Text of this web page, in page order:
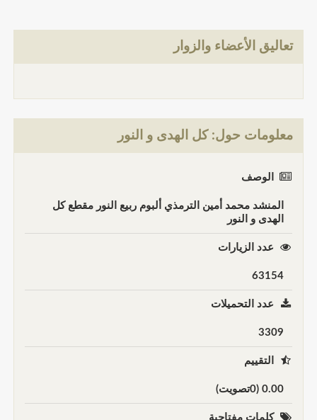
تعاليق الأعضاء والزوار
معلومات حول: كل الهدى و النور
الوصف
المنشد محمد أمين الترمذي ألبوم ربيع النور مقطع كل
الهدى و النور
عدد الزيارات
63154
عدد التحميلات
3309
التقييم
0.00 (0تصويت)
كلمات مفتاحية